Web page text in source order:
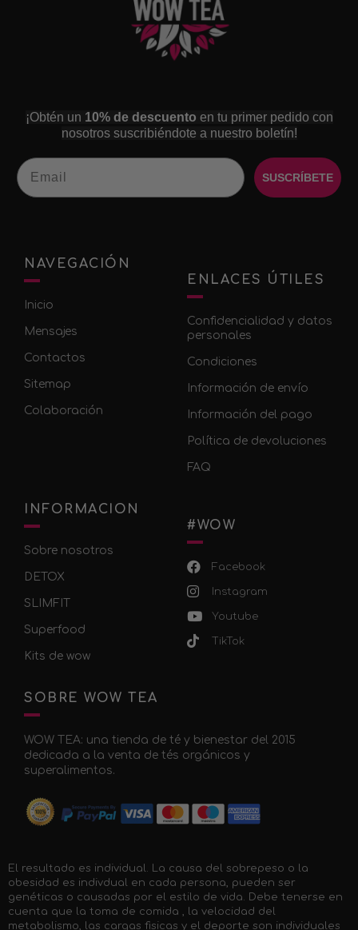
¡Obtén un 10% de descuento en tu primer pedido con
nosotros suscribiéndote a nuestro boletín!
Email
SUSCRÍBETE
NAVEGACIÓN
Inicio
Mensajes
Contactos
Sitemap
Colaboración
ENLACES ÚTILES
Confidencialidad y datos
personales
Condiciones
Información de envío
Información del pago
Política de devoluciones
FAQ
INFORMACION
Sobre nosotros
DETOX
SLIMFIT
Superfood
Kits de wow
#WOW
Facebook
Instagram
Youtube
TikTok
SOBRE WOW TEA
WOW TEA: una tienda de té y bienestar del 2015
dedicada a la venta de tés orgánicos y
superalimentos.
El resultado es individual. La causa del sobrepeso o la
obesidad es indivdual en cada persona, pueden ser
genéticas o causadas por el estilo de vida. Debe tenerse en
cuenta que la toma de comida , la velocidad del
metabolismo, las cargas fisicas y el deporte son individuales